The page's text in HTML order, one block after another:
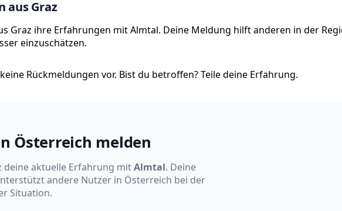
aus Graz
Graz ihre Erfahrungen mit Almtal. Deine Meldung hilft anderen in der
einzuschätzen.
Rückmeldungen vor. Bist du betroffen? Teile deine Erfahrung.
Österreich melden
deine aktuelle Erfahrung mitAlmtal. Deine
andere Nutzer in Österreich bei der
Situation.